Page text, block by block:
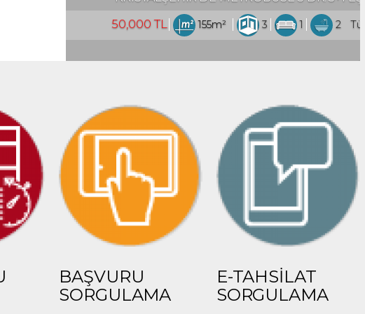
1 2 Türkiye İstanbul / Esenyurt
BAŞVURU
SORGULAMA
E-TAHSİLAT
SORGULAMA